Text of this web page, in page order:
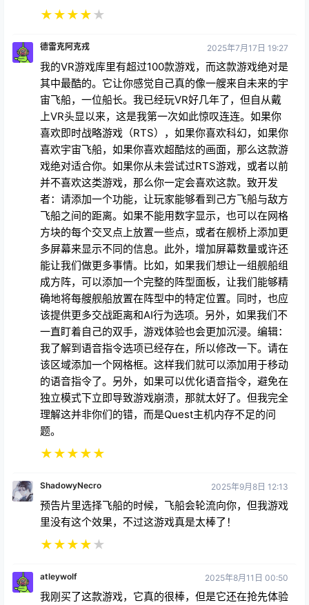
★★★★★
德雷克阿克戎 2025年7月17日 19:27
我的VR游戏库里有超过100款游戏，而这款游戏绝对是
其中最酷的。它让你感觉自己真的像一艘来自未来的宇
宙飞船，一位船长。我已经玩VR好几年了，但自从戴
上VR头显以来，这是我第一次如此惊叹连连。如果你
喜欢即时战略游戏（RTS），如果你喜欢科幻，如果你
喜欢宇宙飞船，如果你喜欢超酷炫的画面，那么这款游
戏绝对适合你。如果你从未尝试过RTS游戏，或者以前
并不喜欢这类游戏，那么你一定会喜欢这款。致开发
者：请添加一个功能，让玩家能够看到己方飞船与敌方
飞船之间的距离。如果不能用数字显示，也可以在网格
方块的每个交叉点上放置一些点，或者在舰桥上添加更
多屏幕来显示不同的信息。此外，增加屏幕数量或许还
能让我们做更多事情。比如，如果我们想让一组舰船组
成方阵，可以添加一个完整的阵型面板，让我们能够精
确地将每艘舰船放置在阵型中的特定位置。同时，也应
该提供更多交战距离和AI行为选项。另外，如果我们不
一直盯着自己的双手，游戏体验也会更加沉浸。编辑：
我了解到语音指令选项已经存在，所以修改一下。请在
该区域添加一个网格框。这样我们就可以添加用于移动
的语音指令了。另外，如果可以优化语音指令，避免在
独立模式下立即导致游戏崩溃，那就太好了。但我完全
理解这并非你们的错，而是Quest主机内存不足的问
题。
★★★★★
ShadowyNecro 2025年9月8日 12:13
预告片里选择飞船的时候，飞船会轮流向你，但我游戏
里没有这个效果，不过这游戏真是太棒了！
★★★★★
atleywolf 2025年8月11日 00:50
我刚买了这款游戏，它真的很棒，但是它还在抢先体验